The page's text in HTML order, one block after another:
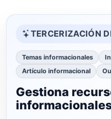
TERCERIZACIÓN
Temas informacionales
Artículo informacional
Gestiona